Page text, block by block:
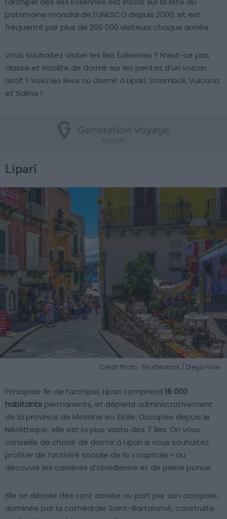
patrimoine mondial de l’UNESCO depuis 2000, et est
fréquenté par plus de 200 000 visiteurs chaque année.
Vous souhaitez visiter les îles Éoliennes ? N’est-ce pas
classe et insolite de dormir sur les pentes d’un volcan
actif ? Voici les lieux où dormir à Lipari, Stromboli, Vulcano
et Salina !
Lipari
Crédit Photo : Shutterstock / Diego Fiore
Principale île de l’archipel, Lipari comprend 16 000
habitants permanents, et dépend administrativement
de la province de Messine en Sicile. Occupée depuis le
Néolithique, elle est la plus vaste des 7 îles. On vous
conseille de choisir de dormir à Lipari si vous souhaitez
profiter de l’activité sociale de la « capitale » ou
découvrir les carrières d’obsidienne et de pierre ponce.
Elle se dévoile dès sont arrivée au port par son acropole,
dominée par la cathédrale Saint-Bartolomé, construite